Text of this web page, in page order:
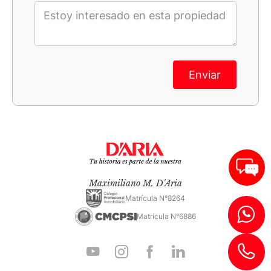
Enviar
Maximiliano M. D'Aria
Matrícula N°8264
Matrícula N°6886